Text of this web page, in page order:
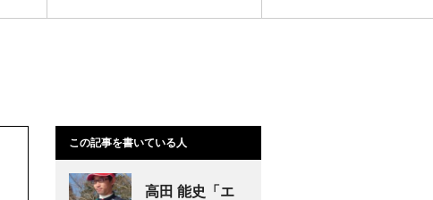
この記事を書いている人
高田 能史「エ